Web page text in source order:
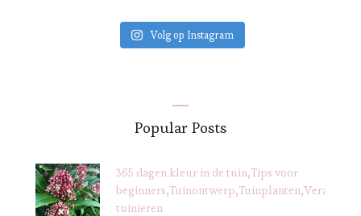
Volg op Instagram
Popular Posts
365 dagen kleur in de tuin Tips voor
beginners Tuinontwerp Tuinplanten
tuinieren